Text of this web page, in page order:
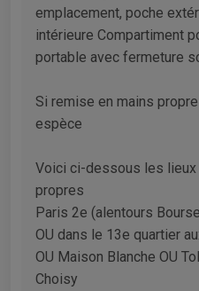
emplacement, poche
intérieure Compartiment
portable avec fermeture
Si remise en mains
espèce
Voici ci-dessous les lieux
propres
Paris 2e (alentours
OU dans le 13e quartier
OU Maison Blanche OU
Choisy